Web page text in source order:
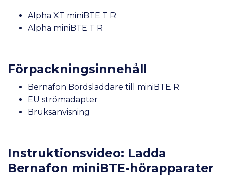
Alpha XT miniBTE T R
Alpha miniBTE T R
Förpackningsinnehåll
Bernafon Bordsladdare till miniBTE R
EU strömadapter
Bruksanvisning
Instruktionsvideo: Ladda
Bernafon miniBTE-hörapparater